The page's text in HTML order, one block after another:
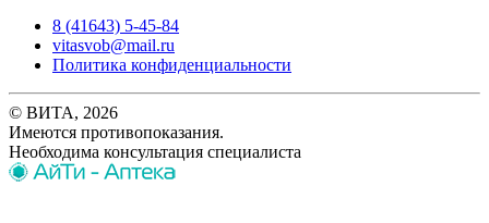
8 (41643) 5-45-84
vitasvob@mail.ru
Политика конфиденциальности
© ВИТА, 2026
Имеются противопоказания.
Необходима консультация специалиста